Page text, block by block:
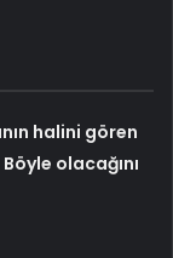
halini gören
olacağını